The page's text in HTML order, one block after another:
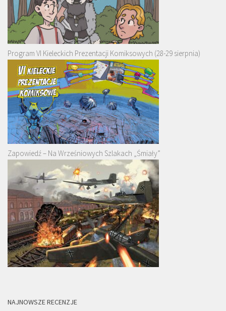
Program VI Kieleckich Prezentacji Komiksowych (28-29 sierpnia)
Zapowiedź – Na Wrześniowych Szlakach „Śmiały”
NAJNOWSZE RECENZJE